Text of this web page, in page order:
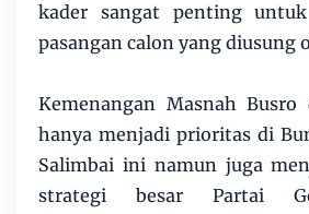
kader sangat penting untuk
pasangan calon yang diusung
Kemenangan Masnah
hanya menjadi prioritas di
Salimbai ini namun juga
strategi besar Partai